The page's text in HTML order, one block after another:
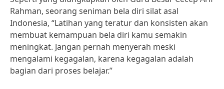
Rahman, seorang seniman bela diri silat asal
Indonesia, “Latihan yang teratur dan konsisten akan
membuat kemampuan bela diri kamu semakin
meningkat. Jangan pernah menyerah meski
mengalami kegagalan, karena kegagalan adalah
bagian dari proses belajar.”